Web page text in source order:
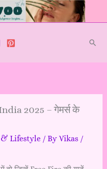
2025 – गेमर्स के
& Lifestyle/ By Vikas /